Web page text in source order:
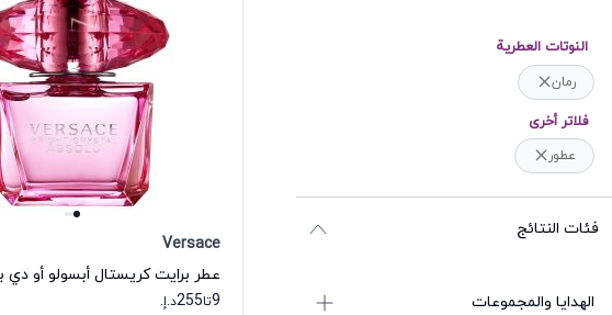
النوتات العطرية
رمان
فلاتر أخرى
عطور
فئات النتائج
الهدايا والمجموعات
Versace
9تا255د.إ.